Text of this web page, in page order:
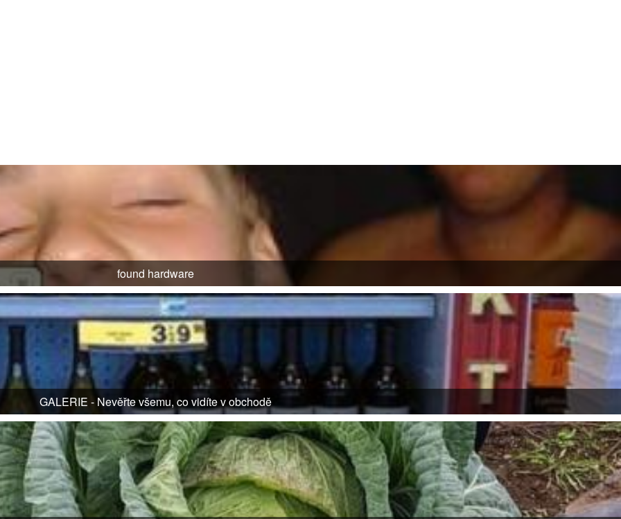
found hardware
GALERIE - Nevěřte všemu, co vidíte v obchodě